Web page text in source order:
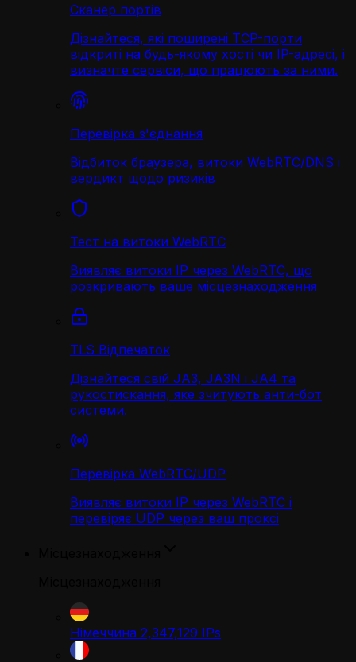
Сканер портів
Дізнайтеся, які поширені TCP-порти
відкриті на будь-якому хості чи IP-адресі, і
визначте сервіси, що працюють за ними.
Перевірка з'єднання
Відбиток браузера, витоки WebRTC/DNS і
вердикт щодо ризиків
Тест на витоки WebRTC
Виявляє витоки IP через WebRTC, що
розкривають ваше місцезнаходження
TLS Відпечаток
Дізнайтеся свій JA3, JA3N і JA4 та
рукостискання, яке зчитують анти-бот
системи.
Перевірка WebRTC/UDP
Виявляє витоки IP через WebRTC і
перевіряє UDP через ваш проксі
Німеччина 2,347,129 IPs